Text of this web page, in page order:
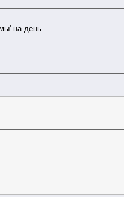
на день